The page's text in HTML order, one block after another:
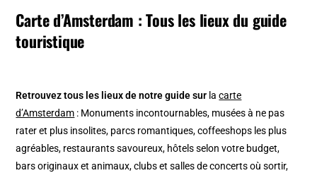
Carte d’Amsterdam : Tous les lieux du guide
touristique
Retrouvez tous les lieux de notre guide sur lacarte
d’Amsterdam : Monuments incontournables, musées à ne pas
rater et plus insolites, parcs romantiques, coffeeshops les plus
agréables, restaurants savoureux, hôtels selon votre budget,
bars originaux et animaux, clubs et salles de concerts où sortir,